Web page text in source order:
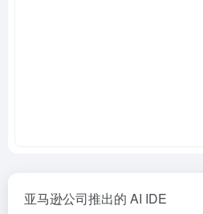
亚马逊公司推出的 AI IDE